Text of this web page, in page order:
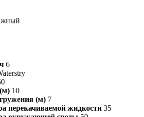
6
10
(м) 7
перекачиваемой жидкости 35